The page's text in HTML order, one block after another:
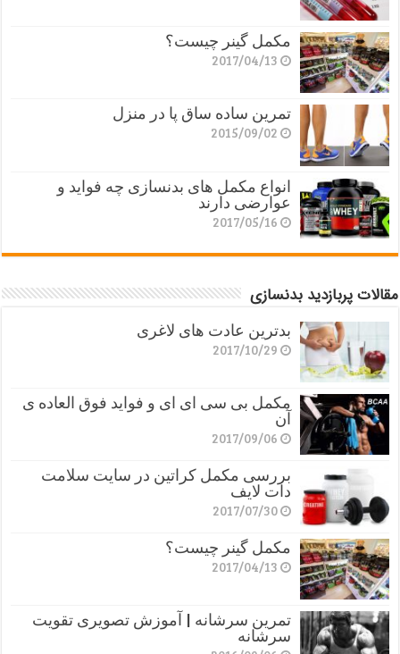
مکمل گینر چیست؟
2017/04/13
تمرین ساده ساق پا در منزل
2015/09/02
انواع مکمل های بدنسازی چه فواید و
عوارضی دارند
2017/05/16
مقالات پربازدید بدنسازی
بدترین عادت های لاغری
2017/10/29
مکمل بی سی ای ای و فواید فوق العاده ی
آن
2017/09/06
بررسی مکمل کراتین در سایت سلامت
دات لایف
2017/07/30
مکمل گینر چیست؟
2017/04/13
تمرین سرشانه | آموزش تصویری تقویت
سرشانه